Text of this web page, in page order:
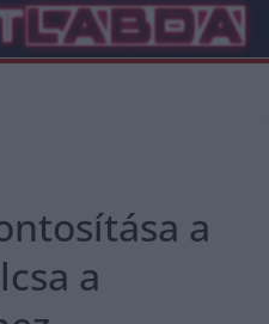
a
a